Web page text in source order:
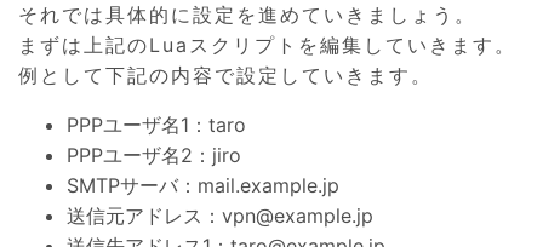
それでは具体的に設定を進めていきましょう。
まずは上記のLuaスクリプトを編集していきます。
例として下記の内容で設定していきます。
PPPユーザ名1：taro
PPPユーザ名2：jiro
SMTPサーバ：mail.example.jp
送信元アドレス：vpn@example.jp